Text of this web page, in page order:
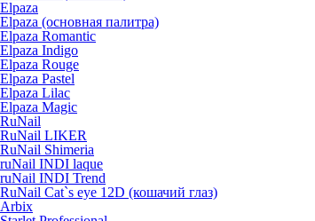
Elpaza
Elpaza (основная палитра)
Elpaza Romantic
Elpaza Indigo
Elpaza Rouge
Elpaza Pastel
Elpaza Lilac
Elpaza Magic
RuNail
RuNail LIKER
RuNail Shimeria
ruNail INDI laque
ruNail INDI Trend
RuNail Cat`s eye 12D (кошачий глаз)
Arbix